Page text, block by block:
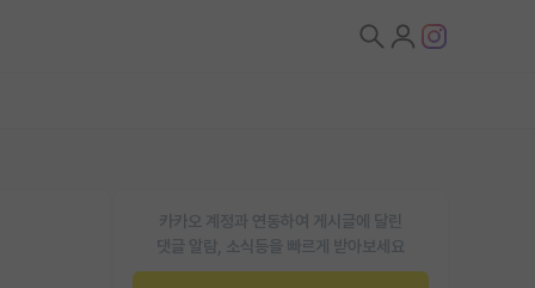
카카오 계정과 연동하여 게시글에 달린
댓글 알람, 소식등을 빠르게 받아보세요